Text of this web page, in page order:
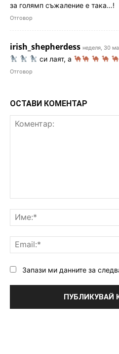
за голямп съжаление е така…!
Отговор
irish_shepherdess неделя, 30
си лаят, а
Отговор
ОСТАВИ КОМЕНТАР
Запази ми данните за